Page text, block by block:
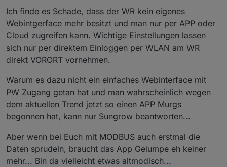
Ich finde es Schade, dass der WR kein eigenes
Webintgerface mehr besitzt und man nur per APP oder
Cloud zugreifen kann. Wichtige Einstellungen lassen
sich nur per direktem Einloggen per WLAN am WR
direkt VORORT vornehmen.
Warum es dazu nicht ein einfaches Webinterface mit
PW Zugang getan hat und man wahrscheinlich wegen
dem aktuellen Trend jetzt so einen APP Murgs
begonnen hat, kann nur Sungrow beantworten...
Aber wenn bei Euch mit MODBUS auch erstmal die
Daten sprudeln, braucht das App Gelumpe eh keiner
mehr... Bin da vielleicht etwas altmodisch...